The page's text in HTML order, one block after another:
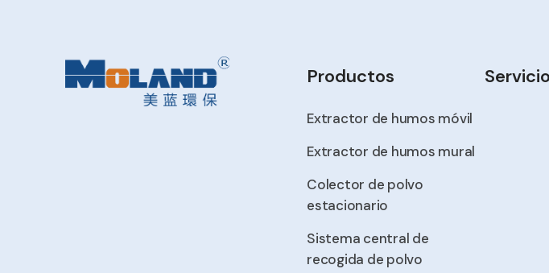
Productos
Extractor de humos móvil
Extractor de humos mural
Colector de polvo
estacionario
Sistema central de
recogida de polvo
Servicio